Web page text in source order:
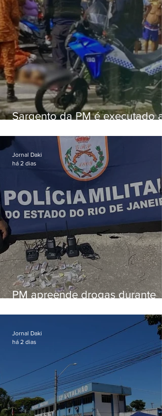
Sargento da PM é executado a
em Vaz Lobo
PM apreende drogas durante
Jornal Daki
há 2 dias
Jornal Daki
há 2 dias